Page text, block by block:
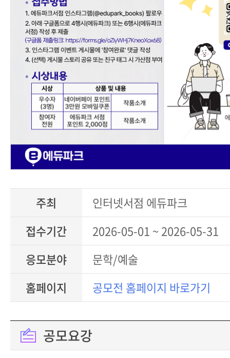
주최
인터넷서점 에듀파크
접수기간
2026-05-01 ~ 2026-05-31
응모분야
문학/예술
홈페이지
공모전 홈페이지 바로가기
공모요강